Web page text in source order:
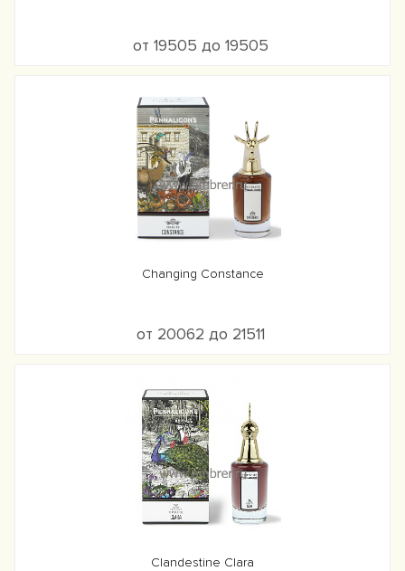
от 19505 до 19505
Changing Constance
от 20062 до 21511
Clandestine Clara